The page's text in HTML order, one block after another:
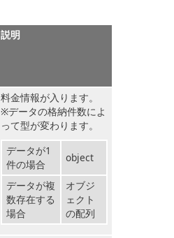
説明
料金情報が入ります。
※データの格納件数によ
って型が変わります。
データが1
件の場合
object
データが複
数存在する
場合
オブジ
ェクト
の配列